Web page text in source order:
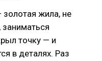
жила, не
точку — и
в деталях. Раз